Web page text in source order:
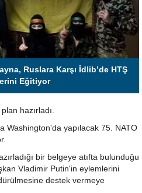
Ruslara Karşı İdlib’de HTŞ
Eğitiyor
hazırladı.
Washington'da yapılacak 75. NATO
bir belgeye atıfta bulunduğu
Vladimir Putin'in eylemlerini
destek vermeye